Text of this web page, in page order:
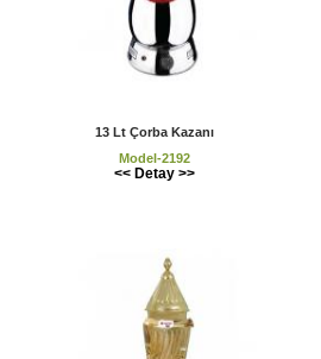
13 Lt Çorba Kazanı
Model-2192
<< Detay >>